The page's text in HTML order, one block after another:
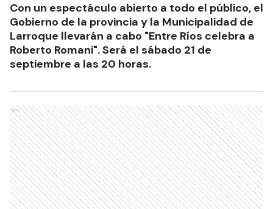
Con un espectáculo abierto a todo el público, el
Gobierno de la provincia y la Municipalidad de
Larroque llevarán a cabo "Entre Ríos celebra a
Roberto Romani". Será el sábado 21 de
septiembre a las 20 horas.
Ads